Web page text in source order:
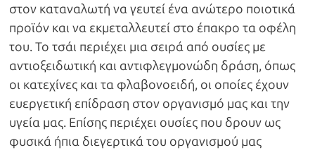
στον καταναλωτή να γευτεί ένα ανώτερο ποιοτικά
προϊόν και να εκμεταλλευτεί στο έπακρο τα οφέλη
του. Το τσάι περιέχει μια σειρά από ουσίες με
αντιοξειδωτική και αντιφλεγμονώδη δράση, όπως
οι κατεχίνες και τα φλαβονοειδή, οι οποίες έχουν
ευεργετική επίδραση στον οργανισμό μας και την
υγεία μας. Επίσης περιέχει ουσίες που δρουν ως
φυσικά ήπια διεγερτικά του οργανισμού μας